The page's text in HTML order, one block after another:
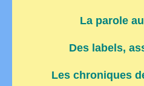
La parole
Des labels,
Les chroniques